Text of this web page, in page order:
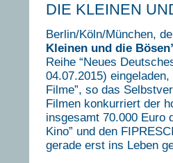
DIE KLEINEN
Berlin/Köln/München,
Kleinen und die
Reihe “Neues
04.07.2015)
Filme”, so das
Filmen konkurriert der
insgesamt 70.000 Euro
Kino” und den
gerade erst ins Leben